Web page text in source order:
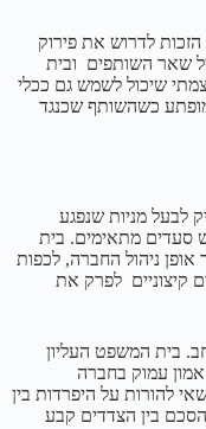
את הזכות לדרוש את פירוק
שאר השותפים ובית
שיכול לשמש גם ככלי
מופתע כשהשותף שכנגד
החברות, תשנ"ט-1999, מעניק לבעל מניות שנפגע
סעדים מתאימים. בית
ניהול החברה, לכפות
קיצוניים לפרק את
בית המשפט העליון
משבר אמון עמוק בחברה
להורות על היפרדות בין
בין הצדדים קבע